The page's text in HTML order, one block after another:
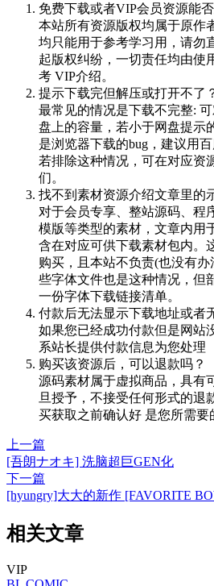
免费下载或者VIP会员资源能
本站所有资源版权均属于原作
均只能用于参考学习用，请勿
起版权纠纷，一切责任均由使
考 VIP介绍。
提示下载完但解压或打开不了
最常见的情况是下载不完整:
盘上的容量，若小于网盘提示
是浏览器下载的bug，建议用
若排除这种情况，可在对应资
们。
找不到素材资源介绍文章里的
对于会员专享、整站源码、程
模版等类型的素材，文章内用
含在对应可供下载素材包内。
购买，且本站不负责(也没有
些字体文件也是这种情况，但
一份字体下载链接清单。
付款后无法显示下载地址或者
如果您已经成功付款但是网站
系站长提供付款信息为您处理
购买该资源后，可以退款吗？
源码素材属于虚拟商品，具有
旦授予，不接受任何形式的退
买获取之前确认好 是您所需要
上一篇
[吾朗ナオキ] 洗脑超巨GEN化
下一篇
[hyungry]大大的新作 [FAVORITE
相关文章
VIP